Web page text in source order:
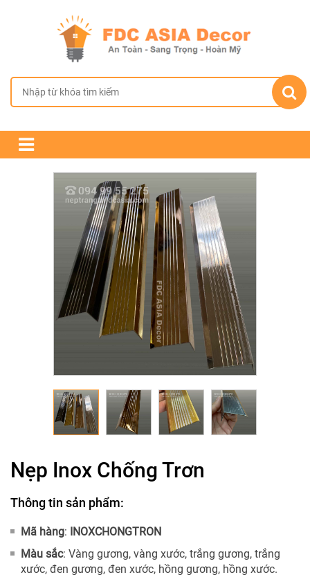
Nẹp Inox Chống Trơn
Thông tin sản phẩm:
Mã hàng:
INOXCHONGTRON
Màu sắc: Vàng gương, vàng xước, trắng gương, trắng
xước, đen gương, đen xước, hồng gương, hồng xước.
TRANG CHỦ
GIỚI THIỆU
CHÍNH SÁCH BÁN HÀNG